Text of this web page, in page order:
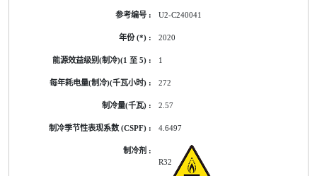
U2-C240041
2020
1
272
2.57
4.6497
R32